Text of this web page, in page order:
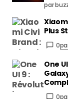
par
Plus
0
One
0